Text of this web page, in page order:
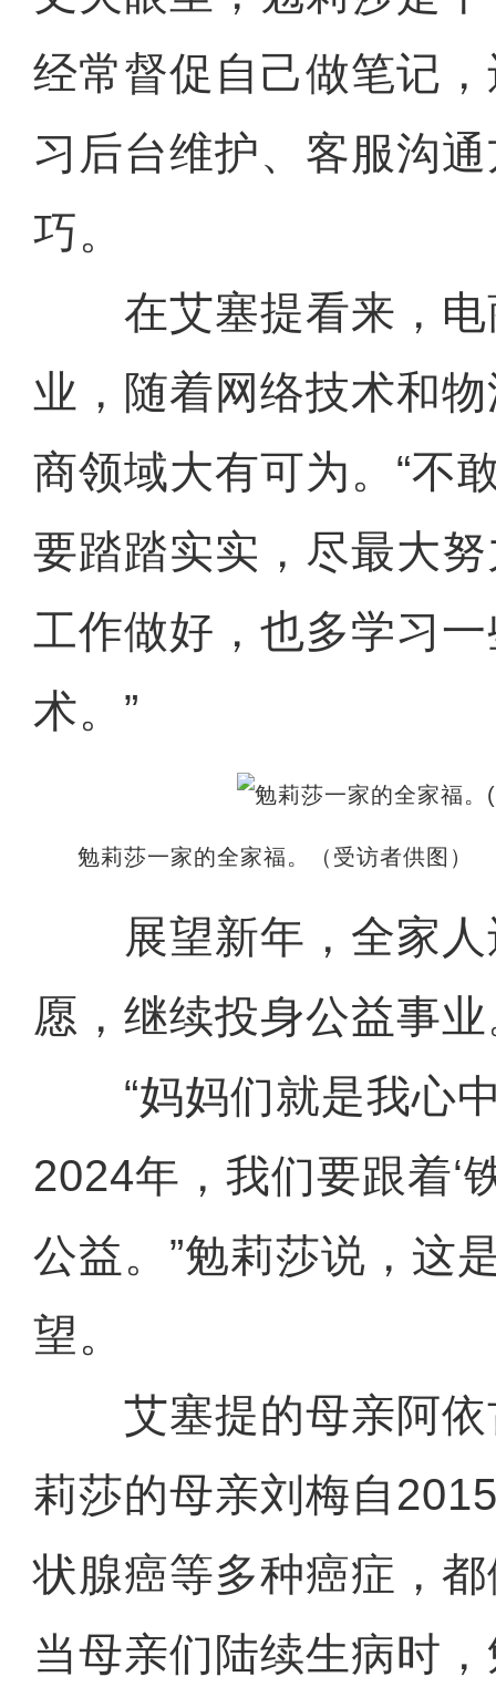
经常督促自己做笔记
习后台维护、客服沟
巧。
在艾塞提看来，电
业，随着网络技术和
商领域大有可为。“不
要踏踏实实，尽最大
工作做好，也多学习
术。”
勉莉莎一家的全家福。（受访者供图）
展望新年，全家人
愿，继续投身公益事
“妈妈们就是我心中
2024年，我们要跟着‘
公益。”勉莉莎说，这
望。
艾塞提的母亲阿依
莉莎的母亲刘梅自
状腺癌等多种癌症，
当母亲们陆续生病时